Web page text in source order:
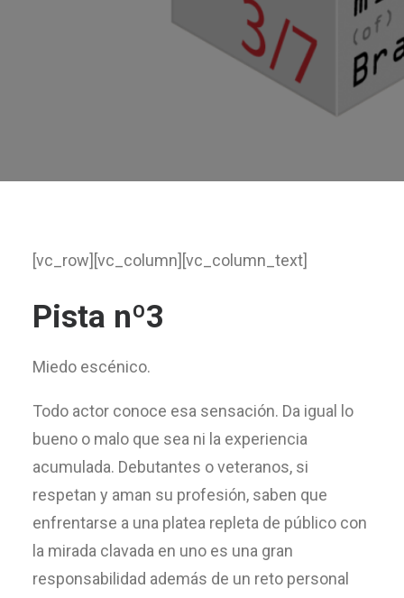
[vc_row][vc_column][vc_column_text]
Pista nº3
Miedo escénico.
Todo actor conoce esa sensación. Da igual lo
bueno o malo que sea ni la experiencia
acumulada. Debutantes o veteranos, si
respetan y aman su profesión, saben que
enfrentarse a una platea repleta de público con
la mirada clavada en uno es una gran
responsabilidad además de un reto personal